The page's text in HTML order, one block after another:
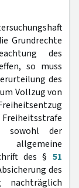
Grundrechte
des
so muss
des
Vollzug von
sowohl der
des § 51
des
nachträglich